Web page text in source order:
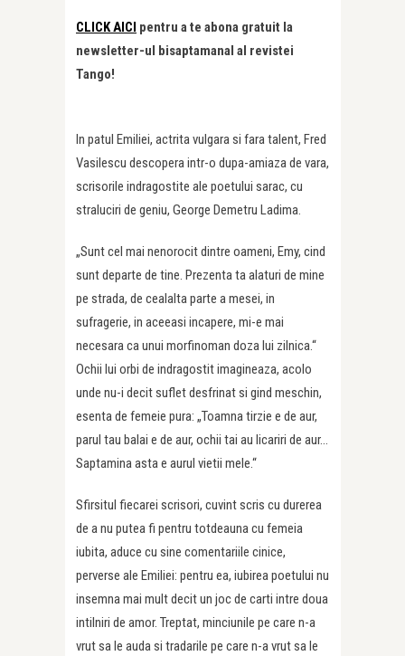
CLICK AICI pentru a te abona gratuit la
newsletter-ul bisaptamanal al revistei
Tango!
In patul Emiliei, actrita vulgara si fara talent, Fred
Vasilescu descopera intr-o dupa-amiaza de vara,
scrisorile indragostite ale poetului sarac, cu
straluciri de geniu, George Demetru Ladima.
„Sunt cel mai nenorocit dintre oameni, Emy, cind
sunt departe de tine. Prezenta ta alaturi de mine
pe strada, de cealalta parte a mesei, in
sufragerie, in aceeasi incapere, mi-e mai
necesara ca unui morfinoman doza lui zilnica.“
Ochii lui orbi de indragostit imagineaza, acolo
unde nu-i decit suflet desfrinat si gind meschin,
esenta de femeie pura: „Toamna tirzie e de aur,
parul tau balai e de aur, ochii tai au licariri de aur…
Saptamina asta e aurul vietii mele.“
Sfirsitul fiecarei scrisori, cuvint scris cu durerea
de a nu putea fi pentru totdeauna cu femeia
iubita, aduce cu sine comentariile cinice,
perverse ale Emiliei: pentru ea, iubirea poetului nu
insemna mai mult decit un joc de carti intre doua
intilniri de amor. Treptat, minciunile pe care n-a
vrut sa le auda si tradarile pe care n-a vrut sa le